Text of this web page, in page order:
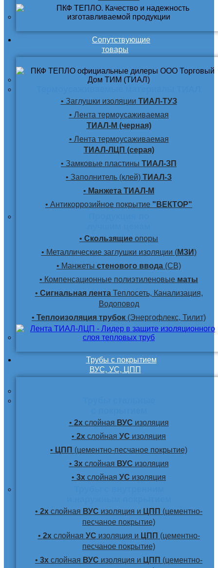
Сопутствующие
товары
• Заглушки изоляции ТИАЛ-ТУЗ
• Лента термоусаживаемая
ТИАЛ-М (черная)
• Лента термоусаживаемая
ТИАЛ-ЛЦП (серая)
• Замковые пластины ТИАЛ-ЗП
• Заполнитель (клей) ТИАЛ-З
• Манжета ТИАЛ-М
• Антикоррозийное покрытие "ВЕКТОР"
• Скользящие опоры
• Металлические заглушки изоляции (МЗИ)
• Манжеты стенового ввода (СВ)
• Компенсационные полиэтиленовые маты
• Сигнальная лентаТеплосеть, Канализация,
Водоповод
• Теплоизоляция трубок (Энергофлекс, Тилит)
Трубы с покрытием
ВУС, УС, ЦПП
• 2хслойная ВУС изоляция
• 2х слойная УС изоляция
• ЦПП (цементно-песчаное покрытие)
• 3хслойная ВУС изоляция
• 3х слойная УС изоляция
• 2х слойная ВУС изоляция и ЦПП (цементно-
песчаное покрытие)
• 2хслойная УС изоляция и ЦПП (цементно-
песчаное покрытие)
• 3х слойная ВУС изоляция и ЦПП (цементно-